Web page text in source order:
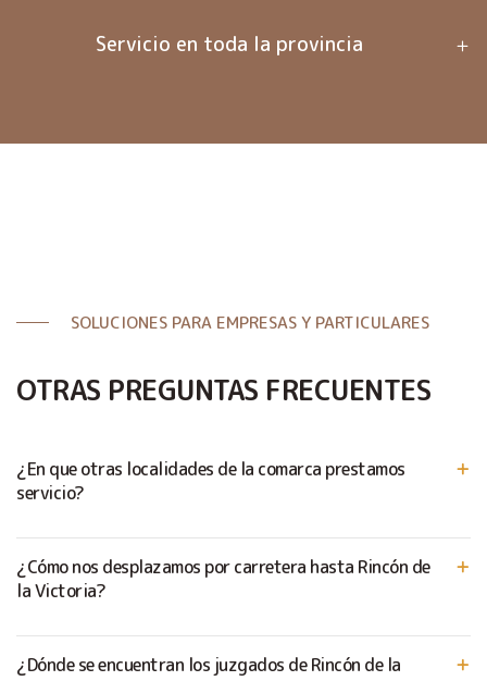
Servicio en toda la provincia
SOLUCIONES PARA EMPRESAS Y PARTICULARES
OTRAS PREGUNTAS FRECUENTES
¿En que otras localidades de la comarca prestamos
servicio?
¿Cómo nos desplazamos por carretera hasta Rincón de
la Victoria?
¿Dónde se encuentran los juzgados de Rincón de la